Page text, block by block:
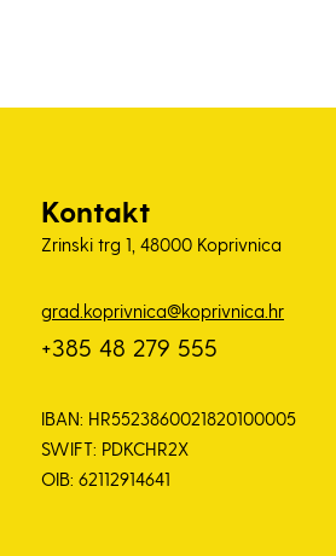
Kontakt
Zrinski trg 1, 48000 Koprivnica
grad.koprivnica@koprivnica.hr
+385 48 279 555
IBAN: HR5523860021820100005
SWIFT: PDKCHR2X
OIB: 62112914641